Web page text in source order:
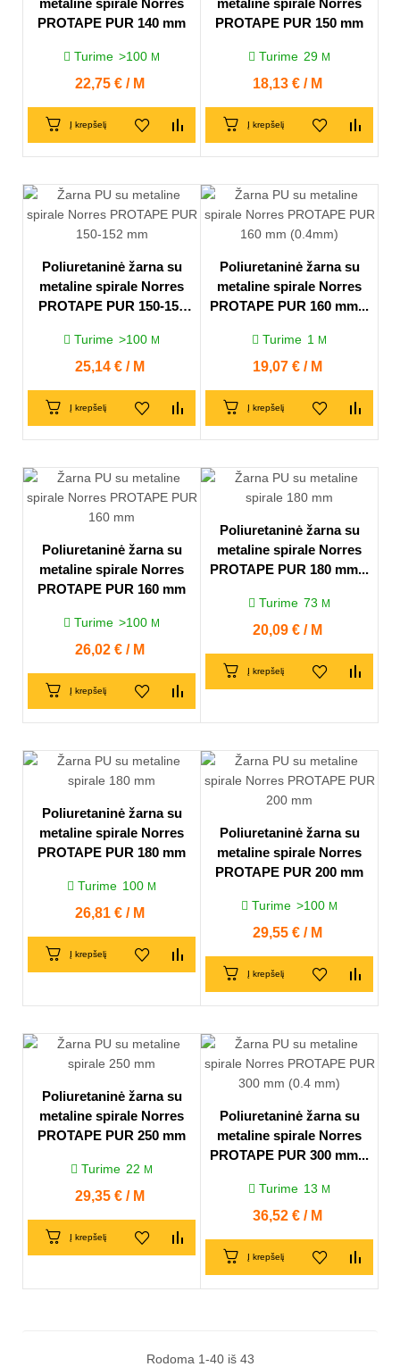
metaline spirale Norres
PROTAPE PUR 140 mm
Turime >100 M
Kaina
22,75 € / M
Į krepšelį
metaline spirale Norres
PROTAPE PUR 150 mm
Turime 29 M
Kaina
18,13 € / M
Į krepšelį
Poliuretaninė žarna su
metaline spirale Norres
PROTAPE PUR 150-152
Turime >100 M
Kaina
25,14 € / M
Į krepšelį
Poliuretaninė žarna su
metaline spirale Norres
PROTAPE PUR 160 mm...
Turime 1 M
Kaina
19,07 € / M
Į krepšelį
Poliuretaninė žarna su
metaline spirale Norres
PROTAPE PUR 160 mm
Turime >100 M
Kaina
26,02 € / M
Į krepšelį
Poliuretaninė žarna su
metaline spirale Norres
PROTAPE PUR 180 mm...
Turime 73 M
Kaina
20,09 € / M
Į krepšelį
Poliuretaninė žarna su
metaline spirale Norres
PROTAPE PUR 180 mm
Turime 100 M
Kaina
26,81 € / M
Į krepšelį
Poliuretaninė žarna su
metaline spirale Norres
PROTAPE PUR 200 mm
Turime >100 M
Kaina
29,55 € / M
Į krepšelį
Poliuretaninė žarna su
metaline spirale Norres
PROTAPE PUR 250 mm
Turime 22 M
Kaina
29,35 € / M
Į krepšelį
Poliuretaninė žarna su
metaline spirale Norres
PROTAPE PUR 300 mm...
Turime 13 M
Kaina
36,52 € / M
Į krepšelį
Rodoma 1-40 iš 43